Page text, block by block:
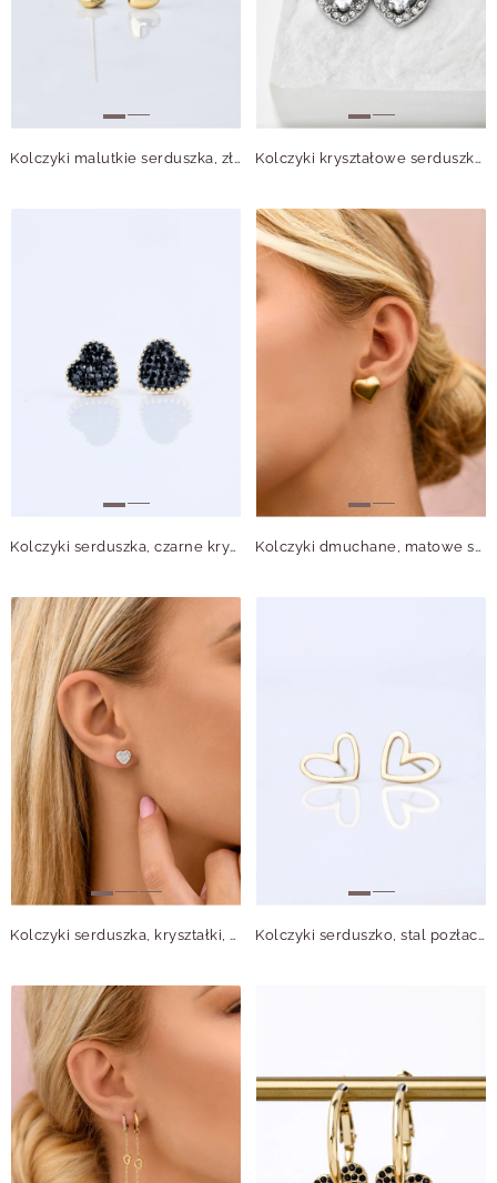
Kolczyki malutkie serduszka, złoty S205967Z00 Kolczyki kryształowe serduszka, srebrny S205023S00
Kolczyki serduszka, czarne kryształki, złoty S207748Z01 Kolczyki dmuchane, matowe serce, stal pozłacana S210032Z00
Kolczyki serduszka, kryształki, złoty S207749Z02 Kolczyki serduszko, stal pozłacana S211622Z00